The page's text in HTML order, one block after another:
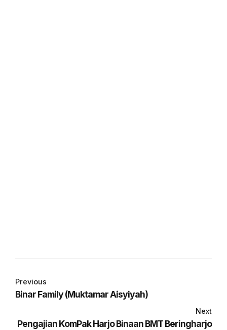
Previous
Binar Family (Muktamar Aisyiyah)
Next
Pengajian KomPak Harjo Binaan BMT Beringharjo